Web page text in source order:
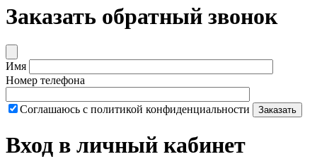
Заказать обратный звонок
Имя
Номер телефона
Соглашаюсь с политикой конфиденциальности Заказать
Вход в личный кабинет